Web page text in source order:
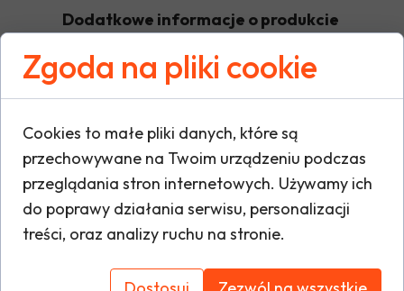
Dodatkowe informacje o produkcie
W tej sekcji warto umieścić istotne
warunki gwarancji, zalecenia dotyczące
oraz ewentualne certyfikaty lub nagrody.
i buduje zaufanie do marki.
Zgoda na pliki cookie
Cookies to małe pliki danych, które są
przechowywane na Twoim urządzeniu podczas
przeglądania stron internetowych. Używamy ich
do poprawy działania serwisu, personalizacji
treści, oraz analizy ruchu na stronie.